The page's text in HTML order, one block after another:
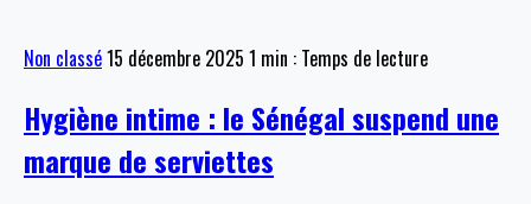
Non classé15 décembre 2025 1 min : Temps de lecture
Hygiène intime : le Sénégal suspend une
marque de serviettes